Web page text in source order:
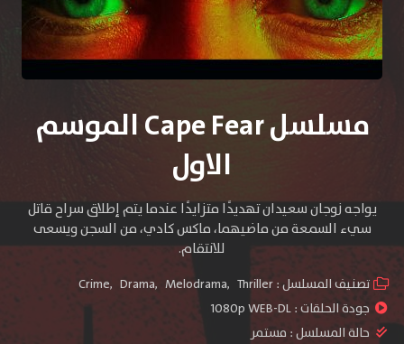
مسلسل Cape Fear الموسم
الاول
يواجه زوجان سعيدان تهديدًا متزايدًا عندما يتم إطلاق سراح قاتل
سيء السمعة من ماضيهما، ماكس كادي، من السجن ويسعى
للانتقام.
تصنيف المسلسل : Crime, Drama, Melodrama, Thriller
جودة الحلقات :1080p WEB-DL
حالة المسلسل : مستمر